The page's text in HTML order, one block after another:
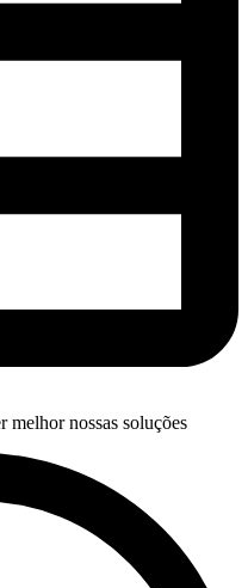
melhor nossas soluções